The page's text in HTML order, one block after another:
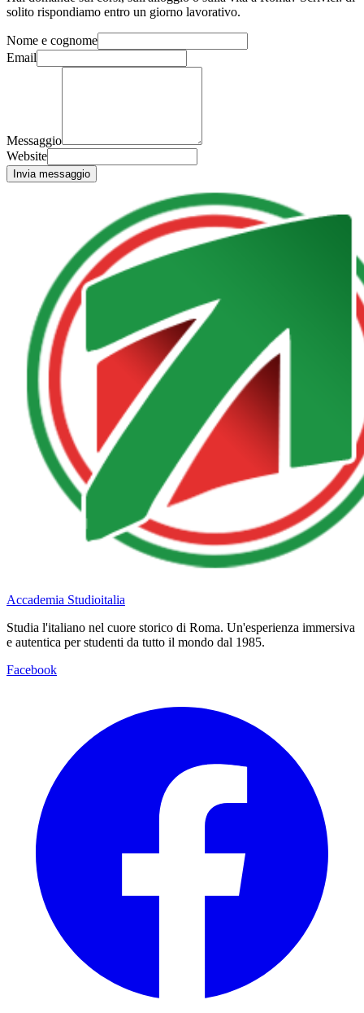
solito rispondiamo entro un giorno lavorativo.
Nome e cognome
Email
Messaggio
Website
Invia messaggio
Accademia Studioitalia
Studia l'italiano nel cuore storico di Roma. Un'esperienza immersiva
e autentica per studenti da tutto il mondo dal 1985.
Facebook